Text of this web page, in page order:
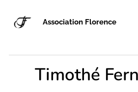
Association Florence
Timothé